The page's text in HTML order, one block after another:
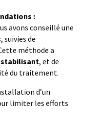
:
avons conseillé une
, suivies de
méthode a
stabilisant, et de
du traitement.
d’un
limiter les efforts